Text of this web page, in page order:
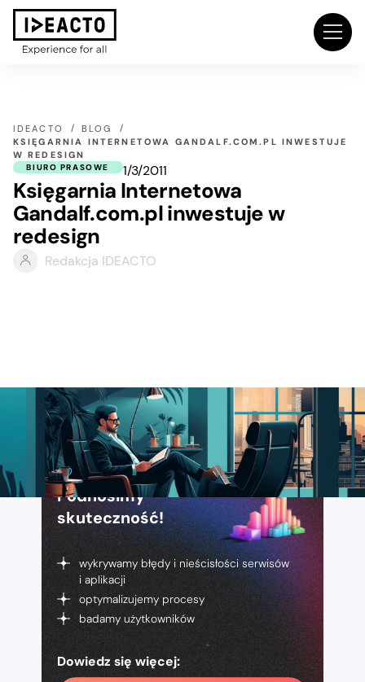
IDEACTO
BLOG
KSIĘGARNIA INTERNETOWA GANDALF.COM.PL INWESTUJE
W REDESIGN
BIURO PRASOWE 1/3/2011
Księgarnia Internetowa
Gandalf.com.pl inwestuje w
redesign
Redakcja IDEACTO
Podnosimy
skuteczność!
wykrywamy błędy i nieścisłości serwisów
i aplikacji
optymalizujemy procesy
badamy użytkowników
Dowiedz się więcej: